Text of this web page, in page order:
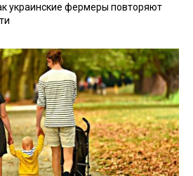
украинские фермеры повторяют